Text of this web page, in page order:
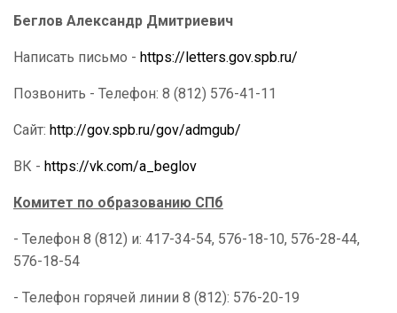
Беглов Александр Дмитриевич
Написать письмо - https://letters.gov.spb.ru/
Позвонить - Телефон: 8 (812) 576-41-11
Сайт: http://gov.spb.ru/gov/admgub/
ВК - https://vk.com/a beglov
Комитет по образованию СПб
- Телефон 8 (812) и: 417-34-54, 576-18-10, 576-28-44,
576-18-54
- Телефон горячей линии 8 (812): 576-20-19